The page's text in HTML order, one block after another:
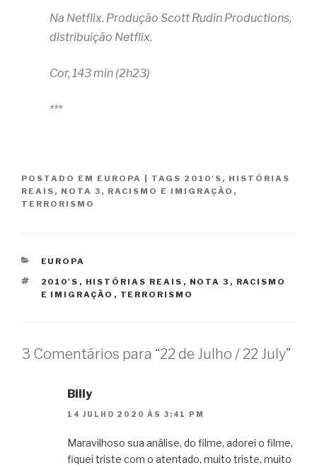
Na Netflix. Produção Scott Rudin Productions,
distribuição Netflix.
Cor, 143 min (2h23)
***
POSTADO EM EUROPA | TAGS 2010'S , HISTÓRIAS
REAIS , NOTA 3 , RACISMO E IMIGRAÇÃO ,
TERRORISMO
CATEGORIAS
EUROPA
TAGS
2010'S , HISTÓRIAS REAIS , NOTA 3 , RACISMO
E IMIGRAÇÃO , TERRORISMO
3 Comentários para “22 de Julho / 22 July”
Billy
14 JULHO 2020 ÀS 3:41 PM
Maravilhoso sua análise, do filme, adorei o filme,
fiquei triste com o atentado, muito triste, muito